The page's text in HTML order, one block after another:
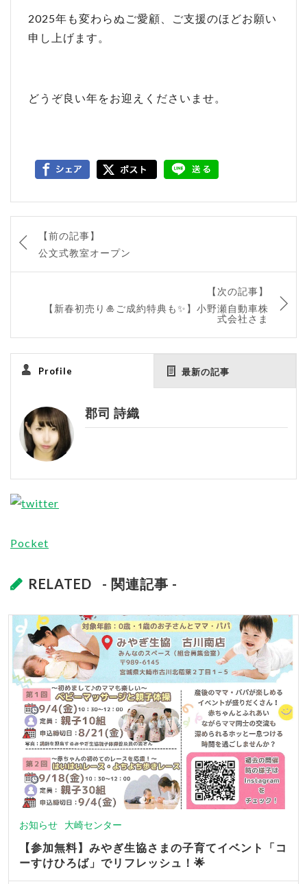
2025年も変わらぬご愛顧、ご支援のほどお願い
申し上げます。
どうぞ良い年をお迎えくださいませ。
【前の記事】
公文式教室オープン
【次の記事】
【新春初売り🎍ご成約特典も✨】小野瀬自動車株
式会社さま
Profile 最新の記事
郡司 詩織
Pocket
RELATED - 関連記事 -
お知らせ 大崎センター
【参加無料】みやぎ生協さまの子育てイベント「コ
ーすけひろば」でリフレッシュ！🌟